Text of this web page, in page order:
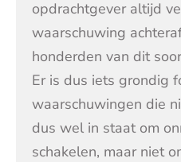
opdrachtgever altijd
waarschuwing
honderden van dit
Er is dus iets grondig
waarschuwingen die
dus wel in staat om
schakelen, maar niet